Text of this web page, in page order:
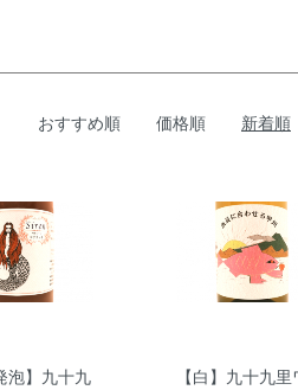
おすすめ順 価格順 新着順
泡】九十九
【白】九十九里